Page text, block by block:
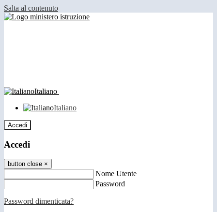
Salta al contenuto
Italiano
Italiano
Accedi
Accedi
button close ×
Nome Utente
Password
Password dimenticata?